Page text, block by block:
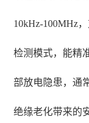
10kHz-100MHz
检测模式，能精
部放电隐患，通
绝缘老化带来的